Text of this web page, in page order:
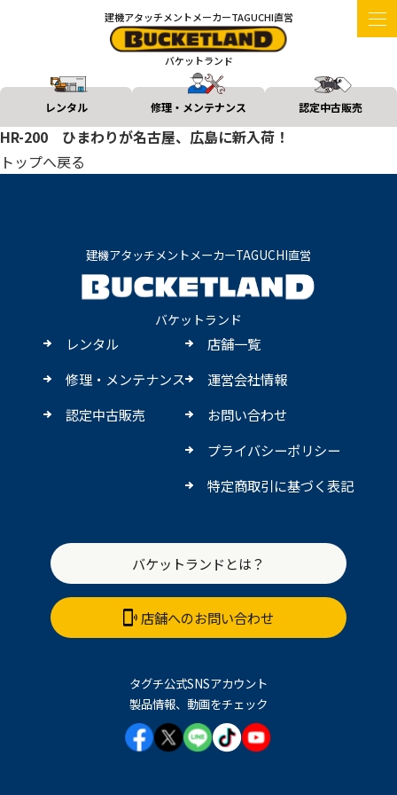
建機アタッチメントメーカーTAGUCHI直営
バケットランド
レンタル 修理・メンテナンス 認定中古販売
HR-200 ひまわりが名古屋、広島に新入荷！
トップへ戻る
建機アタッチメントメーカーTAGUCHI直営
バケットランド
レンタル
修理・メンテナンス
認定中古販売
店舗一覧
運営会社情報
お問い合わせ
プライバシーポリシー
特定商取引に基づく表記
バケットランドとは？
店舗へのお問い合わせ
タグチ公式SNSアカウント
製品情報、動画をチェック